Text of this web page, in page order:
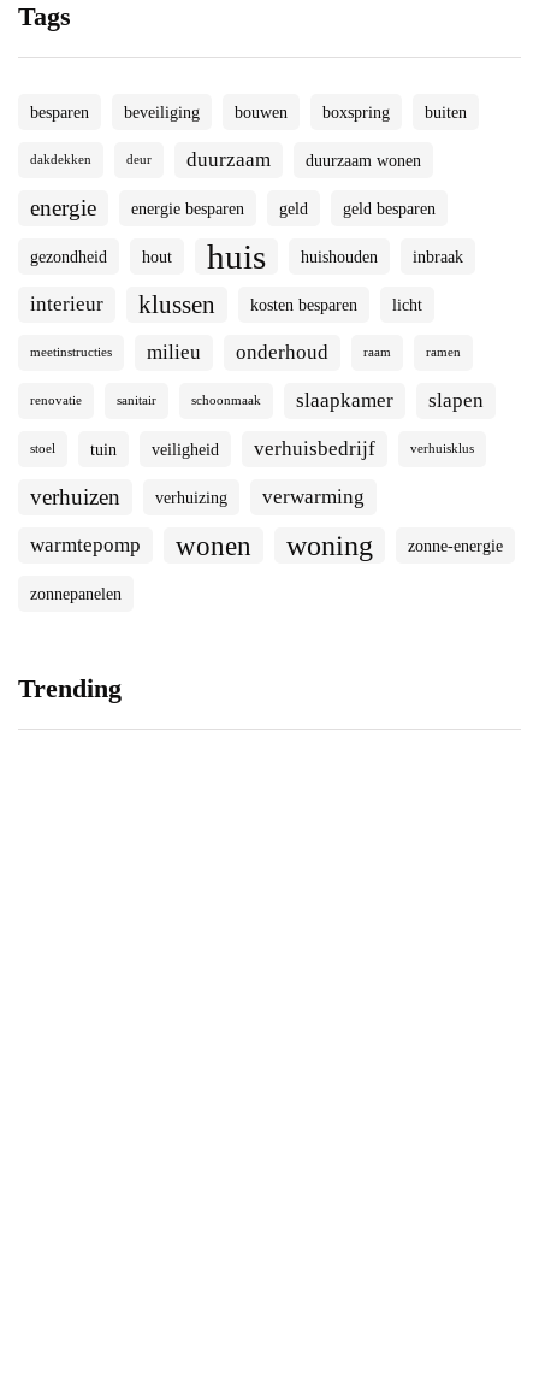
Tags
besparen beveiliging bouwen boxspring buiten
dakdekken deur duurzaam duurzaam wonen
energie energie besparen geld geld besparen
gezondheid hout huis huishouden inbraak
interieur klussen kosten besparen licht
meetinstructies milieu onderhoud raam ramen
renovatie sanitair schoonmaak slaapkamer slapen
stoel tuin veiligheid verhuisbedrijf verhuisklus
verhuizen verhuizing verwarming
warmtepomp wonen woning zonne-energie
zonnepanelen
Trending